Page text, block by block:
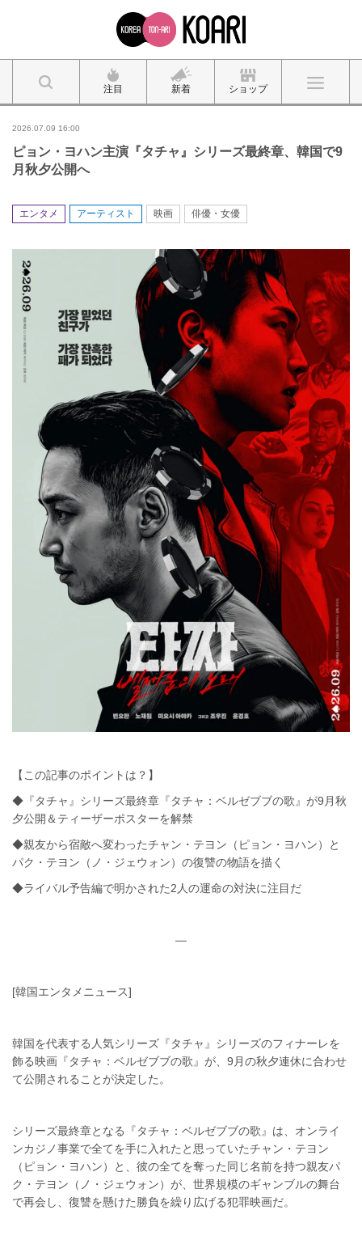
注目 新着 ショップ
2026.07.09 16:00
ピョン・ヨハン主演『タチャ』シリーズ最終章、韓国で9
月秋夕公開へ
エンタメ アーティスト 映画 俳優・女優
【この記事のポイントは？】
◆『タチャ』シリーズ最終章『タチャ：ベルゼブブの歌』が9月秋
夕公開＆ティーザーポスターを解禁
◆親友から宿敵へ変わったチャン・テヨン（ピョン・ヨハン）と
パク・テヨン（ノ・ジェウォン）の復讐の物語を描く
◆ライバル予告編で明かされた2人の運命の対決に注目だ
—
[韓国エンタメニュース]
韓国を代表する人気シリーズ『タチャ』シリーズのフィナーレを
飾る映画『タチャ：ベルゼブブの歌』が、9月の秋夕連休に合わせ
て公開されることが決定した。
シリーズ最終章となる『タチャ：ベルゼブブの歌』は、オンライ
ンカジノ事業で全てを手に入れたと思っていたチャン・テヨン
（ピョン・ヨハン）と、彼の全てを奪った同じ名前を持つ親友パ
ク・テヨン（ノ・ジェウォン）が、世界規模のギャンブルの舞台
で再会し、復讐を懸けた勝負を繰り広げる犯罪映画だ。